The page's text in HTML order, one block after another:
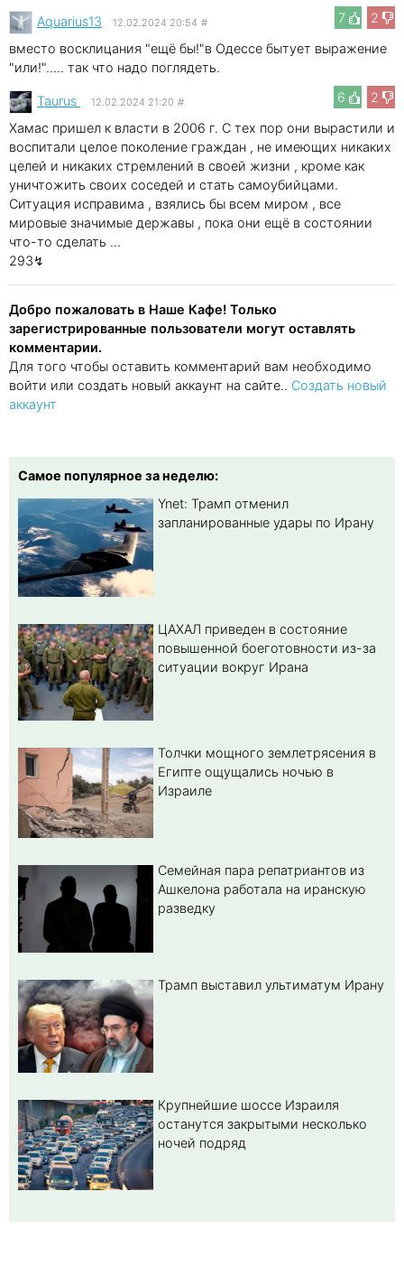
7 2
Aquarius13 12.02.2024 20:54 #
вместо восклицания "ещё бы!"в Одессе бытует выражение
"или!"..... так что надо поглядеть.
6
2
Taurus 12.02.2024 21:20 #
Хамас пришел к власти в 2006 г. С тех пор они вырастили и
воспитали целое поколение граждан , не имеющих никаких
целей и никаких стремлений в своей жизни , кроме как
уничтожить своих соседей и стать самоубийцами.
Ситуация исправима , взялись бы всем миром , все
мировые значимые державы , пока они ещё в состоянии
что-то сделать ...
293↯
Добро пожаловать в Наше Кафе! Только
зарегистрированные пользователи могут оставлять
комментарии.
Для того чтобы оставить комментарий вам необходимо
войти или создать новый аккаунт на сайте.. Создать новый
аккаунт
Самое популярное за неделю:
Ynet: Трамп отменил
запланированные удары по Ирану
ЦАХАЛ приведен в состояние
повышенной боеготовности из-за
ситуации вокруг Ирана
Толчки мощного землетрясения в
Египте ощущались ночью в
Израиле
Семейная пара репатриантов из
Ашкелона работала на иранскую
разведку
Трамп выставил ультиматум Ирану
Крупнейшие шоссе Израиля
останутся закрытыми несколько
ночей подряд